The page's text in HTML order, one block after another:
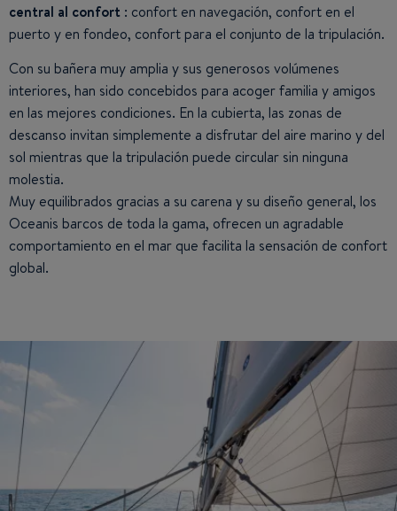
central al confort : confort en navegación, confort en el
puerto y en fondeo, confort para el conjunto de la tripulación.
Con su bañera muy amplia y sus generosos volúmenes
interiores, han sido concebidos para acoger familia y amigos
en las mejores condiciones. En la cubierta, las zonas de
descanso invitan simplemente a disfrutar del aire marino y del
sol mientras que la tripulación puede circular sin ninguna
molestia.
Muy equilibrados gracias a su carena y su diseño general, los
Oceanis barcos de toda la gama, ofrecen un agradable
comportamiento en el mar que facilita la sensación de confort
global.